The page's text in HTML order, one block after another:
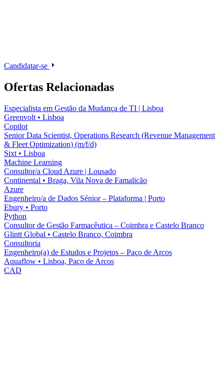
Candidatar-se
Ofertas Relacionadas
Especialista em Gestão da Mudança de TI | Lisboa
Greenvolt • Lisboa
Copilot
Senior Data Scientist, Operations Research (Revenue Management
& Fleet Optimization) (m/f/d)
Sixt • Lisboa
Machine Learning
Consultor/a Cloud Azure | Lousado
Continental • Braga, Vila Nova de Famalicão
Azure
Engenheiro/a de Dados Sénior – Plataforma | Porto
Ebury • Porto
Python
Consultor de Gestão Farmacêutica – Coimbra e Castelo Branco
Glintt Global • Castelo Branco, Coimbra
Consultoria
Engenheiro(a) de Estudos e Projetos – Paço de Arcos
Aquaflow • Lisboa, Paço de Arcos
CAD